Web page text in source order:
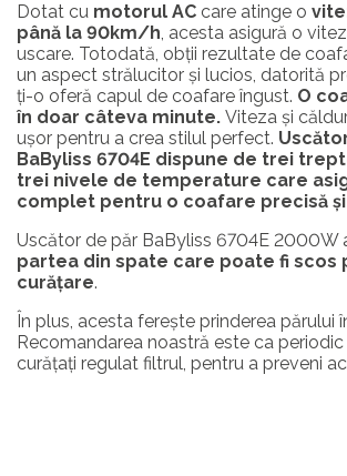
Dotat cu motorul AC care atinge o
până la 90km/h, acesta asigură o
uscare. Totodată, obții rezultate de
un aspect strălucitor şi lucios, datorită
ți-o oferă capul de coafare îngust. O
în doar câteva minute. Viteza şi
uşor pentru a crea stilul perfect.
BaByliss 6704E dispune de trei
trei nivele de temperature care
complet pentru o coafare precisă
Uscător de păr BaByliss 6704E 2000W
partea din spate care poate fi scos
curăţare.
În plus, acesta fereşte prinderea părului
Recomandarea noastră este ca
curățați regulat filtrul, pentru a preveni